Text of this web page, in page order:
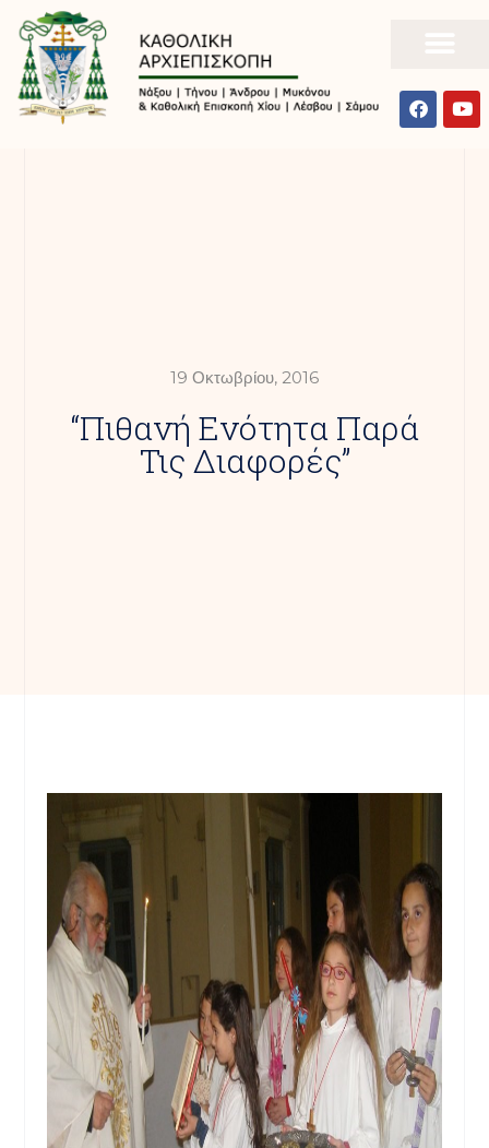
19 Οκτωβρίου, 2016
“Πιθανή Ενότητα Παρά
Τις Διαφορές”